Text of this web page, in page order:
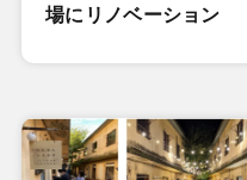
場にリノベーション